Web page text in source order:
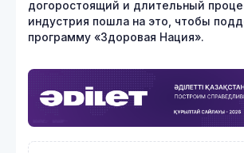
догоростоящий и длительный
индустрия пошла на это, чтобы
программу «Здоровая Нация».